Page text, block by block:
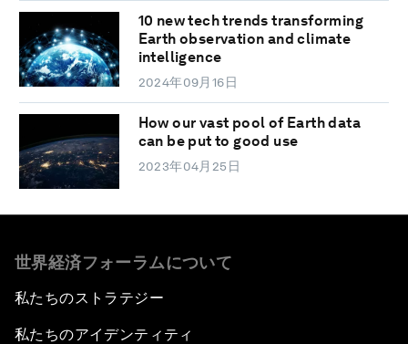
10 new tech trends transforming
Earth observation and climate
intelligence
2024年09月16日
How our vast pool of Earth data
can be put to good use
2023年04月25日
世界経済フォーラムについて
私たちのストラテジー
私たちのアイデンティティ